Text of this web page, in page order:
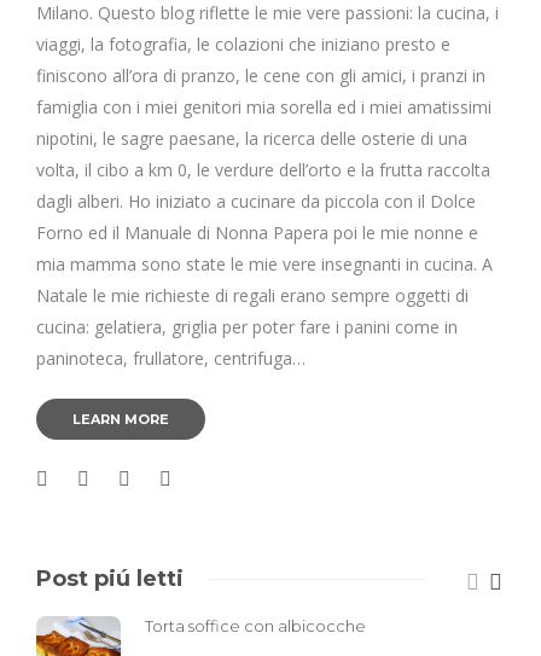
Milano. Questo blog riflette le mie vere passioni: la cucina, i
viaggi, la fotografia, le colazioni che iniziano presto e
finiscono all’ora di pranzo, le cene con gli amici, i pranzi in
famiglia con i miei genitori mia sorella ed i miei amatissimi
nipotini, le sagre paesane, la ricerca delle osterie di una
volta, il cibo a km 0, le verdure dell’orto e la frutta raccolta
dagli alberi. Ho iniziato a cucinare da piccola con il Dolce
Forno ed il Manuale di Nonna Papera poi le mie nonne e
mia mamma sono state le mie vere insegnanti in cucina. A
Natale le mie richieste di regali erano sempre oggetti di
cucina: gelatiera, griglia per poter fare i panini come in
paninoteca, frullatore, centrifuga…
LEARN MORE
Post piú letti
Torta soffice con albicocche